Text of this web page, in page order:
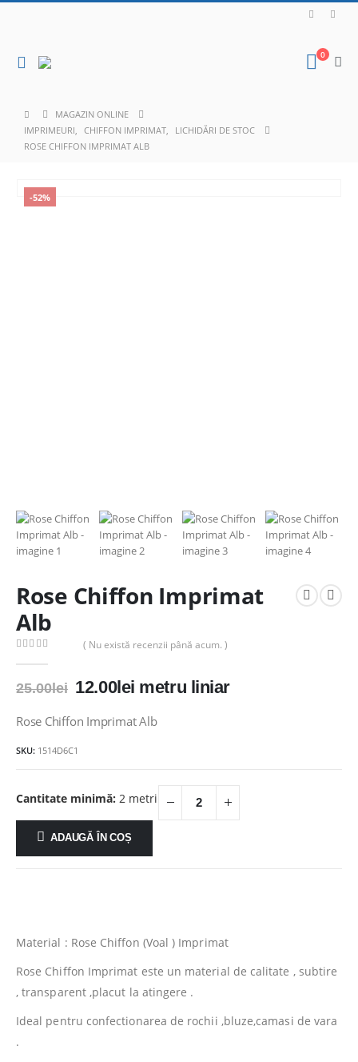
0
MAGAZIN ONLINE
IMPRIMEURI, CHIFFON IMPRIMAT,
LICHIDĂRI DE STOC
ROSE CHIFFON IMPRIMAT ALB
-52%
Rose Chiffon Imprimat
Alb
( Nu există recenzii până acum. )
25.00lei Prețul
a
25.00lei.
12.00leiPrețul
este:
metru liniar
Rose Chiffon Imprimat Alb
SKU: 1514D6C1
Cantitate minimă: 2 metri
ADAUGĂ ÎN COȘ
Material : Rose Chiffon (Voal ) Imprimat
Rose Chiffon Imprimat este un material de calitate , subtire
, transparent ,placut la atingere .
Ideal pentru confectionarea de rochii ,bluze,camasi de vara
.